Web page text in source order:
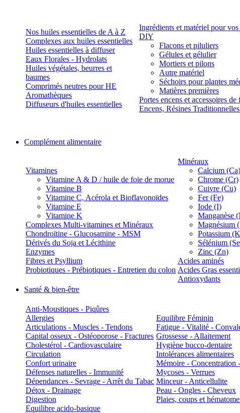
Nos huiles essentielles de A à Z
Complexes aux huiles essentielles
Huiles essentielles à diffuser
Eaux Florales - Hydrolats
Huiles végétales, beurres et
baumes
Comprimés neutres pour HE
Aromathèques
Diffuseurs d'huiles essentielles
Ingrédients et matériel pour
DIY
Flacons et piluliers
Gélules et gélulier
Mortiers et pilons
Autre matériel
Séchoirs pour plantes
Matières premières
Portes encens et accessoires
Encens, Résines
Complément alimentaire
Vitamines
Vitamine A & D / huile de foie de morue
Vitamine B
Vitamine C, Acérola et Bioflavonoïdes
Vitamine E
Vitamine K
Complexes Multi-vitamines et Minéraux
Chondroïtine - Glucosamine - MSM
Dérivés du Soja et Lécithine
Enzymes
Fibres et Psyllium
Probiotiques - Prébiotiques - Entretien du colon
Minéraux
Calcium (Ca)
Chrome (Cr)
Cuivre (Cu)
Fer (Fe)
Iode (I)
Manganèse
Magnésium
Potassium
Sélénium
Zinc (Zn)
Acides aminés
Acides Gras
Antioxydants
Santé & bien-être
Anti-Moustiques - Piqûres
Allergies
Articulations - Muscles - Tendons
Capital osseux - Ostéoporose - Fractures
Cholestérol - Cardiovasculaire
Circulation
Confort urinaire
Défenses naturelles - Immunité
Dépendances - Sevrage - Arrêt du Tabac
Détox - Drainage
Digestion
Equilibre acido-basique
Equilibre Féminin
Fatigue - Vitalité -
Grossesse - Allaitement
Hygiène bucco-dentaire
Intolérances alimentaires
Mémoire - Concentration
Mycoses - Verrues
Minceur - Anticellulite
Peau - Ongles - Cheveux
Plaies, coups et